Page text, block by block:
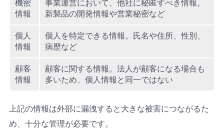
機密
情報
事業運営において、他社に秘匿すべき情報。
新製品の開発情報や営業秘密など
個人
情報
個人を特定できる情報。氏名や住所、性別、
病歴など
顧客
情報
顧客に関する情報。法人が顧客になる場合も
多いため、個人情報と同一ではない
上記の情報は外部に漏洩すると大きな被害につながるた
め、十分な管理が必要です。